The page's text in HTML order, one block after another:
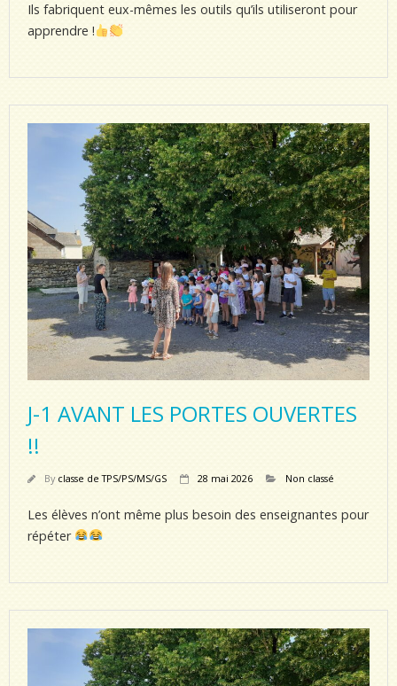
Ils fabriquent eux-mêmes les outils qu’ils utiliseront pour
apprendre !
J-1 AVANT LES PORTES OUVERTES
!!
By classe de TPS/PS/MS/GS 28 mai 2026 Non classé
Les élèves n’ont même plus besoin des enseignantes pour
répéter